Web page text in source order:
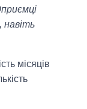
навіть
місяців